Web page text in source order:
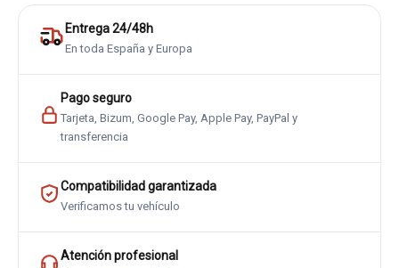
Entrega 24/48h
En toda España y Europa
Pago seguro
Tarjeta, Bizum, Google Pay, Apple Pay, PayPal y
transferencia
Compatibilidad garantizada
Verificamos tu vehículo
Atención profesional